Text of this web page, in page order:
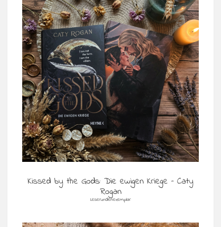
Kissed by the Gods: Die ewigen Kriege – Caty
Rogan
Leserundenexemplar